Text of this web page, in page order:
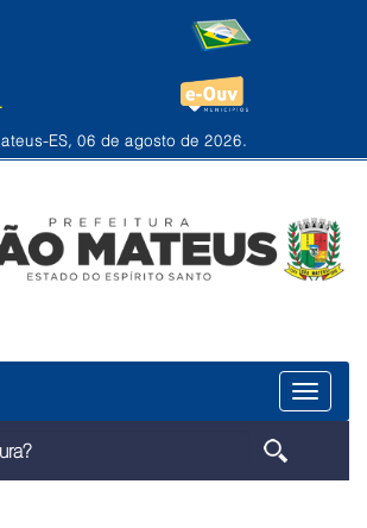
ES, 06 de agosto de 2026.
Menu